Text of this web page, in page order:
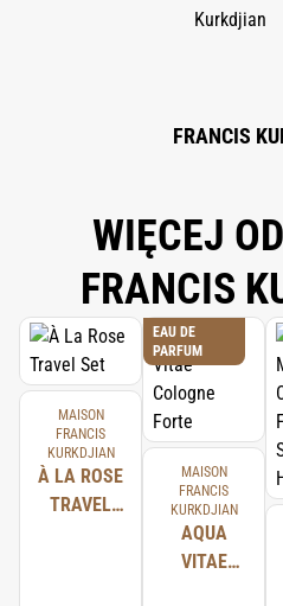
BUTYL HYDROXYHYDROCINNAMATE;
FRANCIS
WIĘCEJ
FRANCIS
MAISON
FRANCIS
KURKDJIAN
À LA ROSE
TRAVEL
EAU DE
PARFUM
MAISON
FRANCIS
KURKDJIAN
AQUA
VITAE